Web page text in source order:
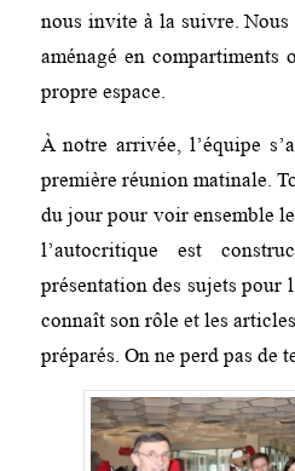
nous invite à la suivre.
aménagé en compartiments
propre espace.
À notre arrivée, l’équipe
première réunion matinale.
du jour pour voir ensemble
l’autocritique est
présentation des sujets pour
connaît son rôle et les
préparés. On ne perd pas de